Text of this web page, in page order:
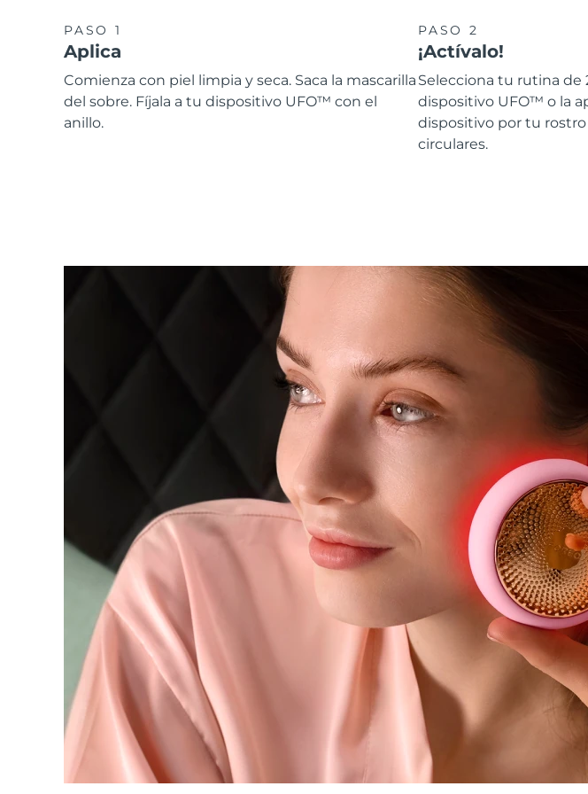
PASO 1
Aplica
Comienza con piel limpia y seca. Saca la mascarilla
del sobre. Fíjala a tu dispositivo UFO™ con el
anillo.
PASO 2
¡Actívalo!
Selecciona tu rutina de
dispositivo UFO™ o la
dispositivo por tu
circulares.